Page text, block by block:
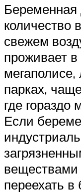
Беременная
количество
свежем
проживает
мегаполисе,
парках,
где гораздо
Если
веществами
переехать в